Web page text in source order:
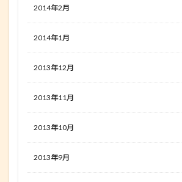
2014年2月
2014年1月
2013年12月
2013年11月
2013年10月
2013年9月